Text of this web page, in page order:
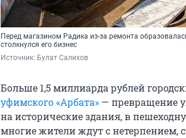
Перед магазином Радика из-за ремонта
столкнулся его бизнес
Источник: Булат Салихов
Больше 1,5 миллиарда рублей
уфимского «Арбата» — превращение
на исторические здания, в
многие жители ждут с нетерпением,